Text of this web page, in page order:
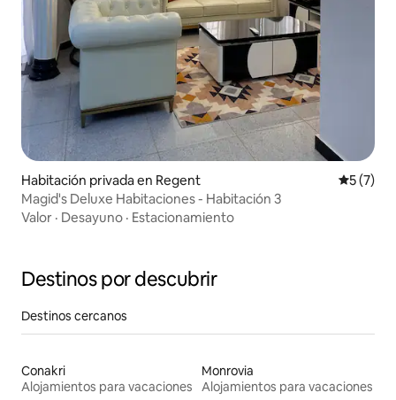
Habitación privada en Regent
5 (7)
Magid's Deluxe Habitaciones - Habitación 3
Valor · Desayuno · Estacionamiento
Destinos por descubrir
Destinos cercanos
Conakri
Alojamientos para vacaciones
Monrovia
Alojamientos para vacaciones